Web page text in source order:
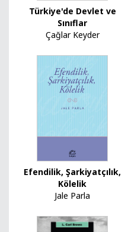
Türkiye'de Devlet ve
Sınıflar
Çağlar Keyder
Efendilik, Şarkiyatçılık,
Kölelik
Jale Parla